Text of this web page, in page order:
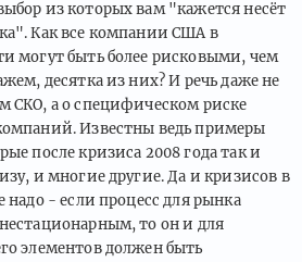
из которых вам "кажется несёт
Как все компании США в
могут быть более рисковыми, чем
десятка из них? И речь даже не
СКО, а о специфическом риске
Известны ведь примеры
после кризиса 2008 года так и
и многие другие. Да и кризисов в
надо - если процесс для рынка
то он и для
элементов должен быть